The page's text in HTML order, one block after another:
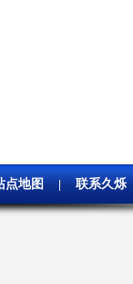
点地图 | 联系久烁